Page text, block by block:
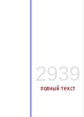
2939
полный текст